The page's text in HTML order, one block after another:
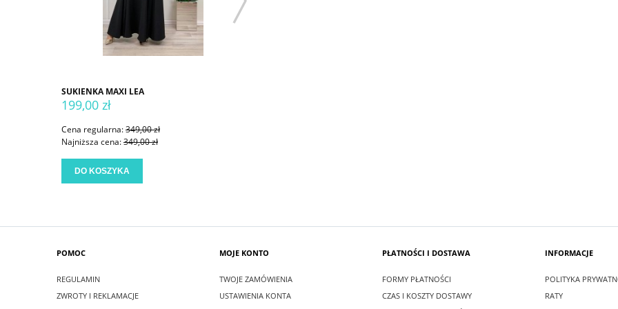
SUKIENKA MAXI LEA
199,00 zł
Cena regularna:349,00 zł
Najniższa cena:349,00 zł
DO KOSZYKA
POMOC
REGULAMIN
ZWROTY I REKLAMACJE
MOJE KONTO
TWOJE ZAMÓWIENIA
USTAWIENIA KONTA
PŁATNOŚCI I DOSTAWA
FORMY PŁATNOŚCI
CZAS I KOSZTY DOSTAWY
INFORMACJE
POLITYKA
RATY